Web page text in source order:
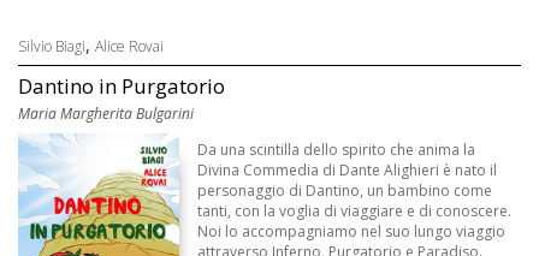
Silvio Biagi, Alice Rovai
Dantino in Purgatorio
Maria Margherita Bulgarini
Da una scintilla dello spirito che anima la
Divina Commedia di Dante Alighieri è nato il
personaggio di Dantino, un bambino come
tanti, con la voglia di viaggiare e di conoscere.
Noi lo accompagniamo nel suo lungo viaggio